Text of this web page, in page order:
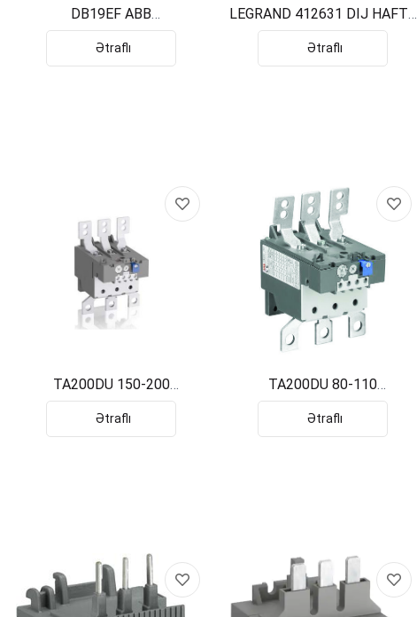
DB19EF ABB
1SAX101910R1001
Ətraflı
LEGRAND 412631 DIJ HAFTA
ZAMAN SAAT 1C
Ətraflı
TA200DU 150-200
1SAZ421201R1006
Ətraflı
TA200DU 80-110
1SAZ421201R1002
Ətraflı